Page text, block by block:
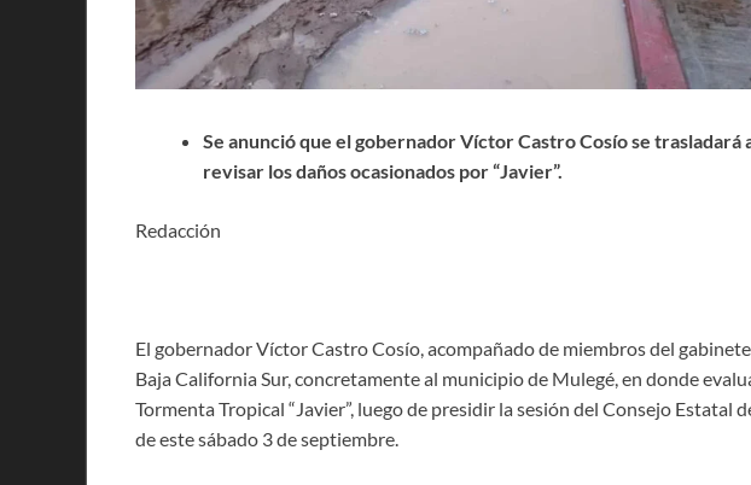
Se anunció que el gobernador Víctor Castro Cosío se trasladará
revisar los daños ocasionados por “Javier”.
Redacción
El gobernador Víctor Castro Cosío, acompañado de miembros del
Baja California Sur, concretamente al municipio de Mulegé, en donde
Tormenta Tropical “Javier”, luego de presidir la sesión del Consejo Estatal
de este sábado 3 de septiembre.